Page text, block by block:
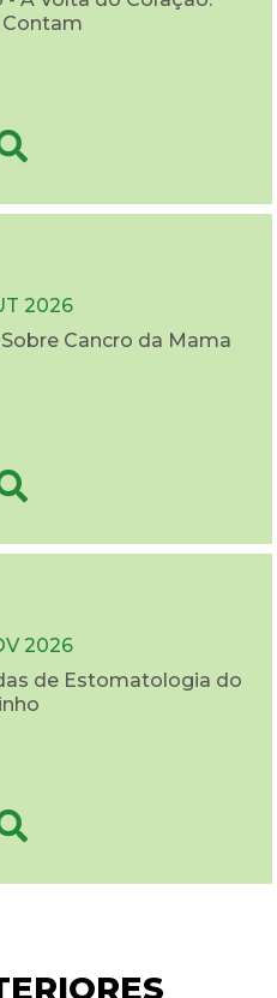
2026
Cancro da Mama
2026
de Estomatologia do